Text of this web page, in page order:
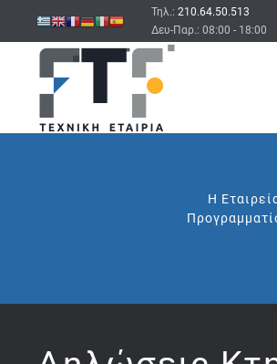
Τηλ.: 210.64.50.513
Δευ-Παρ.: 08:00 - 18:00
Η